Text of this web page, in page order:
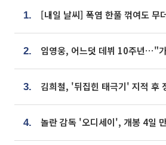
1.
2.
3.
4.